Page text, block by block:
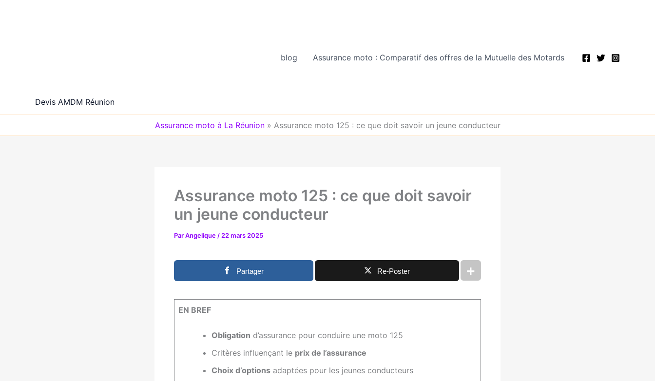
Devis AMDM Réunion
blog Assurance moto : Comparatif des offres de la Mutuelle des Motards
Assurance moto à La Réunion» Assurance moto 125 : ce que doit savoir un jeune conducteur
Assurance moto 125 : ce que doit savoir
un jeune conducteur
ParAngelique / 22 mars 2025
Partager Re-Poster
EN BREF
Obligation d’assurance pour conduire une moto 125
Critères influençant le prix de l’assurance
Choix d’options adaptées pour les jeunes conducteurs